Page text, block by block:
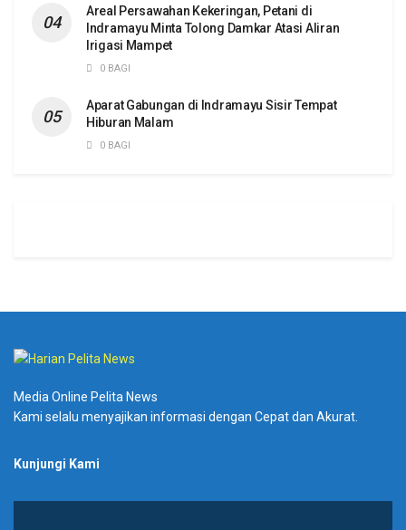
Areal Persawahan Kekeringan, Petani di
Indramayu Minta Tolong Damkar Atasi Aliran
Irigasi Mampet
0 BAGI
Aparat Gabungan di Indramayu Sisir Tempat
Hiburan Malam
0 BAGI
Media Online Pelita News
Kami selalu menyajikan informasi dengan Cepat dan Akurat.
Kunjungi Kami